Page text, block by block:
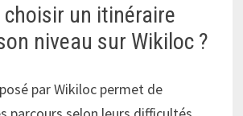
choisir un itinéraire
niveau sur Wikiloc ?
par Wikiloc permet de